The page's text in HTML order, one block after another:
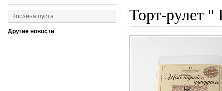
Корзина пуста
Другие новости
Торт-рулет